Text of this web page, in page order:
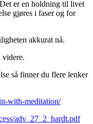
er en holdning til livet
gjøres i faser og for
akkurat nå.
videre.
så finner du flere lenker
with-meditation/
adv_27_2_hardt.pdf